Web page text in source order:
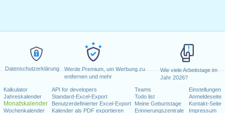
Datenschutzerklärung
Werde Premium, um Werbung zu
entfernen und mehr
Wie viele Arbeitstage im
Jahr 2026?
Kalkulator
Jahreskalender
Monatskalender
Wochenkalender
API for developers
Standard-Excel-Export
Benutzerdefinierter Excel-Export
Kalender als PDF exportieren
Teams
Todo list
Meine Geburtstage
Erinnerungszentrale
Einstellungen
Anmeldeseite
Kontakt-Seite
Impressum